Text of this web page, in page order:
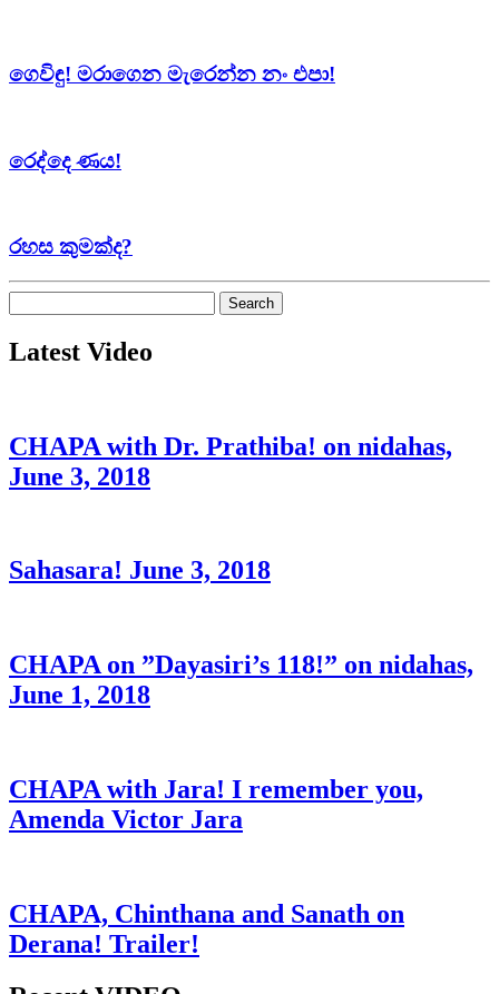
ගෙවිඳු! මරාගෙන මැරෙන්න නං එපා!
රෙද්දෙ ණය!
රහස කුමක්ද?
for:
Latest Video
CHAPA with Dr. Prathiba! on nidahas,
June 3, 2018
Sahasara! June 3, 2018
CHAPA on ”Dayasiri’s 118!” on nidahas,
June 1, 2018
CHAPA with Jara! I remember you,
Amenda Victor Jara
CHAPA, Chinthana and Sanath on
Derana! Trailer!